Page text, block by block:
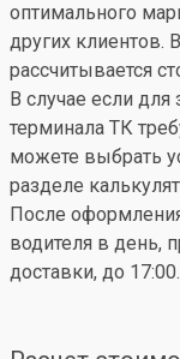
оптимального
других клиентов.
рассчитывается
В случае если
терминала ТК
можете выбрать
разделе
После
водителя в день,
доставки, до 17:00.